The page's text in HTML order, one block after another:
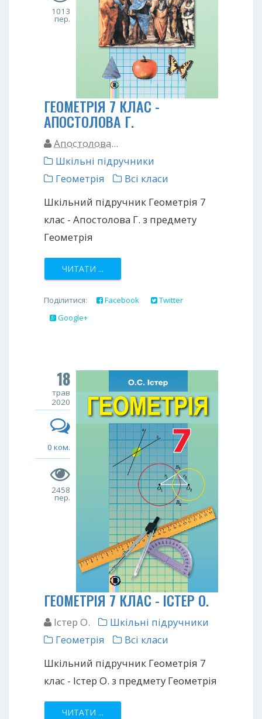
1013
пер.
ГЕОМЕТРІЯ 7 КЛАС -
АПОСТОЛОВА Г.
Апостолова...
Шкільні підручники
Геометрія
Всі класи
Шкільний підручник Геометрія 7
клас - Апостолова Г. з предмету
Геометрія
ЧИТАТИ ...
Поділитися: Facebook
Twitter
Google+
18
трав
2020
0 ком.
2458
пер.
ГЕОМЕТРІЯ 7 КЛАС - ІСТЕР О.
Істер О.
Шкільні підручники
Геометрія
Всі класи
Шкільний підручник Геометрія 7
клас - Істер О. з предмету Геометрія
ЧИТАТИ ...